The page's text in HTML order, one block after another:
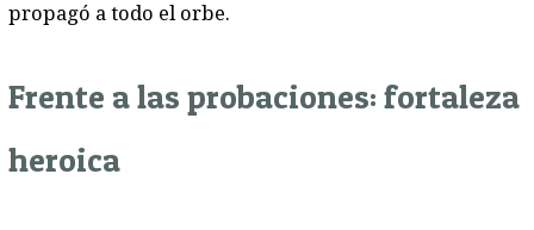
propagó a todo el orbe.
Frente a las probaciones: fortaleza
heroica